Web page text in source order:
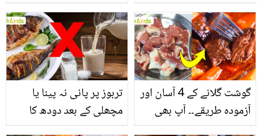
انگیز طبی فوائد
تربوز پر پانی نہ پینا یا
مچھلی کے بعد دودھ کا
گوشت گلانے کے 4 آسان اور
آزمودہ طریقے۔۔ آپ بھی